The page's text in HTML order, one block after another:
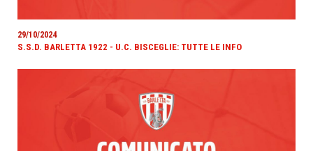
29/10/2024
S.S.D. BARLETTA 1922 - U.C. BISCEGLIE: TUTTE LE INFO